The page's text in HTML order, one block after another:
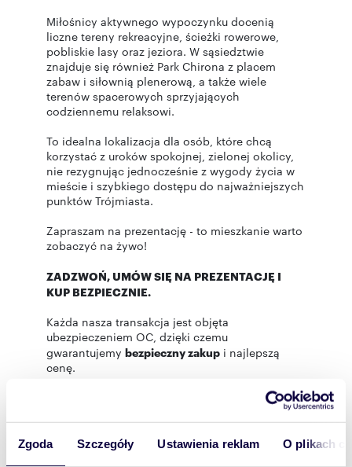
Zgoda Szczegóły Ustawienia reklam O plikach
Miłośnicy aktywnego wypoczynku docenią
liczne tereny rekreacyjne, ścieżki rowerowe,
pobliskie lasy oraz jeziora. W sąsiedztwie
znajduje się również Park Chirona z placem
zabaw i siłownią plenerową, a także wiele
terenów spacerowych sprzyjających
codziennemu relaksowi.
To idealna lokalizacja dla osób, które chcą
korzystać z uroków spokojnej, zielonej okolicy,
nie rezygnując jednocześnie z wygody życia w
mieście i szybkiego dostępu do najważniejszych
punktów Trójmiasta.
Zapraszam na prezentację - to mieszkanie warto
zobaczyć na żywo!
ZADZWOŃ, UMÓW SIĘ NA PREZENTACJĘ I
KUP BEZPIECZNIE.
Każda nasza transakcja jest objęta
ubezpieczeniem OC, dzięki czemu
gwarantujemy bezpieczny zakup i najlepszą
cenę.
Oddzwaniamy w ciągu kilku minut od złożenia
Pomagamy w wyborze notariusza i uzyskaniu